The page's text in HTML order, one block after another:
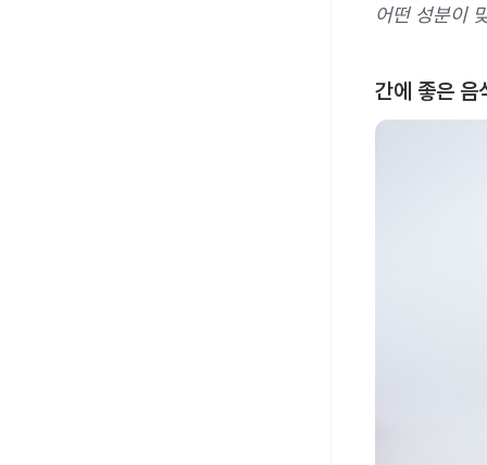
어떤 성분이
간에 좋은 음